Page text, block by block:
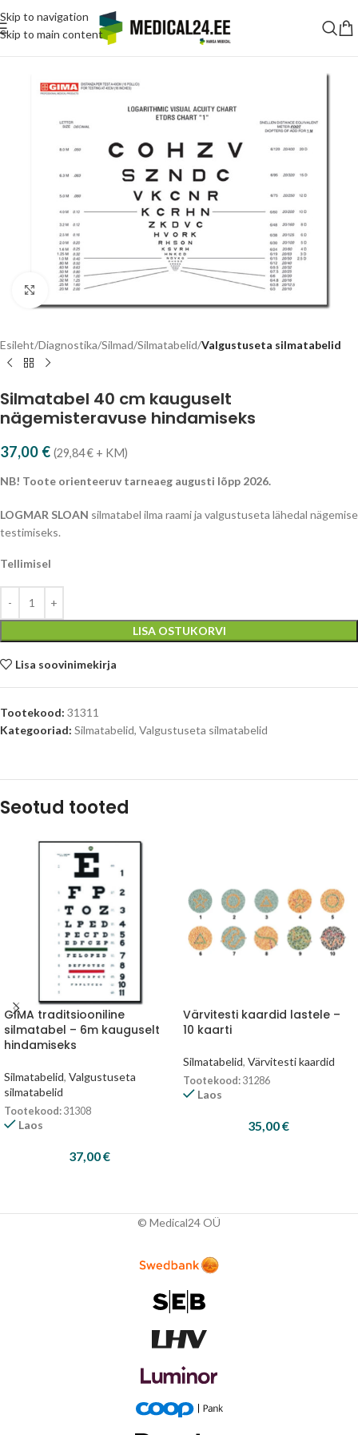
Skip to navigation
Skip to main content
Vajuta suurendamiseks
Esileht Diagnostika Silmad Silmatabelid Valgustuseta silmatabelid
Silmatabel 40 cm kauguselt
nägemisteravuse hindamiseks
37,00 € (29,84€ + KM)
NB! Toote orienteeruv tarneaeg augusti lõpp 2026.
LOGMAR SLOAN silmatabel ilma raami ja valgustuseta lähedal nägemise
testimiseks.
Tellimisel
LISA OSTUKORVI
Lisa soovinimekirja
Tootekood: 31311
Kategooriad: Silmatabelid, Valgustuseta silmatabelid
Seotud tooted
GIMA traditsiooniline
silmatabel – 6m kauguselt
hindamiseks
Silmatabelid, Valgustuseta
silmatabelid
Tootekood: 31308
Laos
37,00€
Värvitesti kaardid lastele –
10 kaarti
Silmatabelid, Värvitesti kaardid
Tootekood: 31286
Laos
35,00€
© Medical24 OÜ